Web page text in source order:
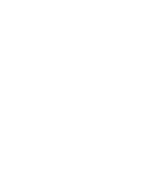
соединения
разъём